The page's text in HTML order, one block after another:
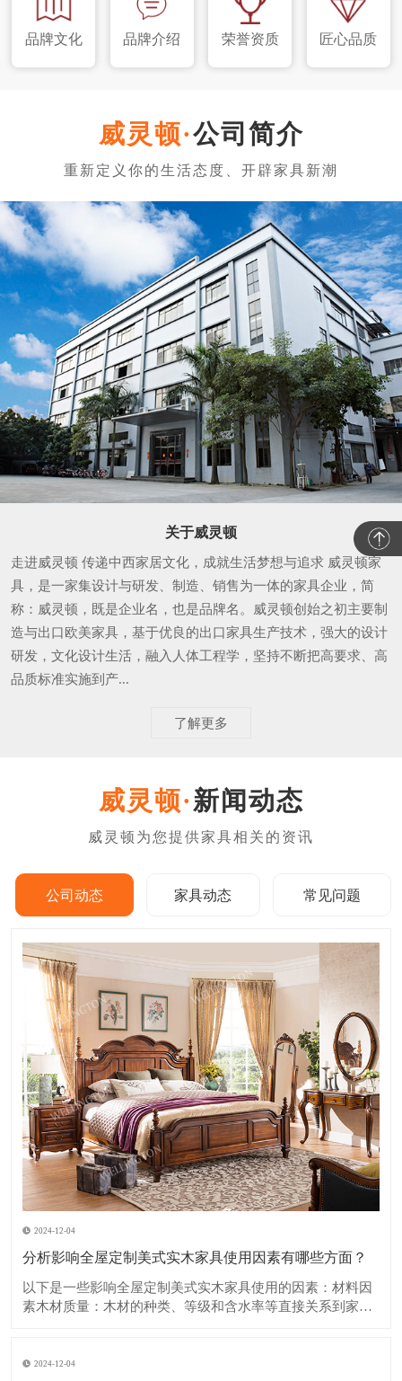
品牌文化 品牌介绍 荣誉资质 匠心品质
公司简介
关于威灵顿
走进威灵顿 传递中西家居文化，成就生活梦想与追求 威灵顿家
具，是一家集设计与研发、制造、销售为一体的家具企业，简
称：威灵顿，既是企业名，也是品牌名。威灵顿创始之初主要制
造与出口欧美家具，基于优良的出口家具生产技术，强大的设计
研发，文化设计生活，融入人体工程学，坚持不断把高要求、高
品质标准实施到产...
了解更多
新闻动态
公司动态 家具动态 常见问题
2024-12-04
分析影响全屋定制美式实木家具使用因素有哪些方面？
​以下是一些影响全屋定制美式实木家具使用的因素：​材料因
素木材质量：木材的种类、等级和含水率等直接关系到家具
果木材含水率过高，在使用过程中容易出现开裂、变形等问
2024-12-04